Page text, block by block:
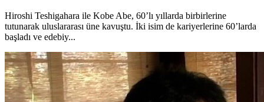
Hiroshi Teshigahara ile Kobe Abe, 60’lı yıllarda birbirlerine
tutunarak uluslararası üne kavuştu. İki isim de kariyerlerine 60’larda
başladı ve edebiy...